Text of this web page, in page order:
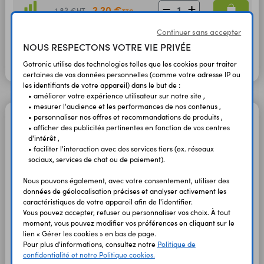
En stock 1,83 €HT 2,20 €TTC
Vert 03586
1,83 €HT 2,20 €TTC
Voyants ronds 230 Vac à LEDs
: 29 mm.
Montage sur panneau de 7 mm
d’épaisseur maxi. Connexion sur borniers.
Voyant AD22R rouge
En stock 1,25 €HT 1,50 €TTC
Continuer sans accepter
NOUS RESPECTONS VOTRE VIE PRIVÉE
Gotronic utilise des technologies telles que les cookies pour traiter
certaines de vos données personnelles (comme votre adresse IP ou
les identifiants de votre appareil) dans le but de :
• améliorer votre expérience utilisateur sur notre site ,
• mesurer l'audience et les performances de nos contenus ,
• personnaliser nos offres et recommandations de produits ,
• afficher des publicités pertinentes en fonction de vos centres
d'intérêt ,
• faciliter l'interaction avec des services tiers (ex. réseaux
sociaux, services de chat ou de paiement).
Nous pouvons également, avec votre consentement, utiliser des
données de géolocalisation précises et analyser activement les
caractéristiques de votre appareil afin de l'identifier.
Vous pouvez accepter, refuser ou personnaliser vos choix. À tout
moment, vous pouvez modifier vos préférences en cliquant sur le
lien « Gérer les cookies » en bas de page.
Pour plus d'informations, consultez notre Politique de
confidentialité et notre Politique cookies.